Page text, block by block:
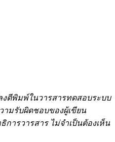
ตีพิมพ์ในวารสารทดสอบระบบ
ามรับผิดชอบของผู้เขียน
ารวารสาร ไม่จำเป็นต้องเห็น